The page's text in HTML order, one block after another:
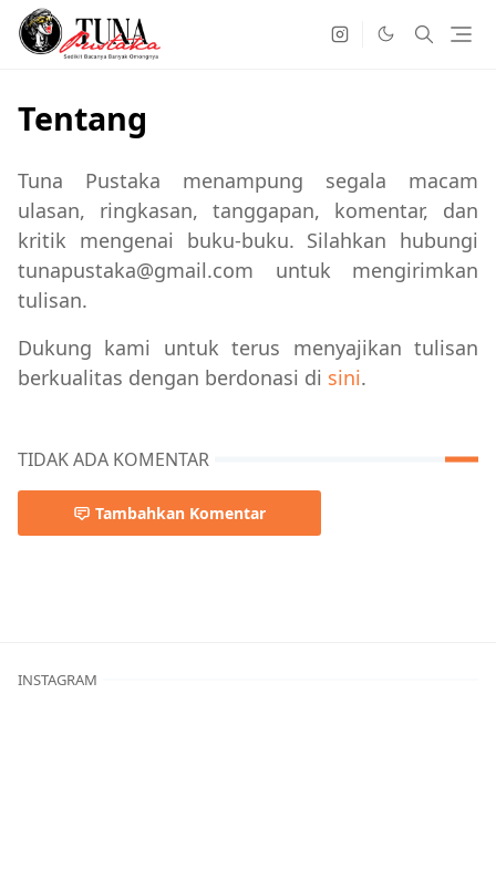
Tentang
Tuna Pustaka menampung segala macam
ulasan, ringkasan, tanggapan, komentar, dan
kritik mengenai buku-buku. Silahkan hubungi
tunapustaka@gmail.com untuk mengirimkan
tulisan.
Dukung kami untuk terus menyajikan tulisan
berkualitas dengan berdonasi di sini.
TIDAK ADA KOMENTAR
Tambahkan Komentar
INSTAGRAM